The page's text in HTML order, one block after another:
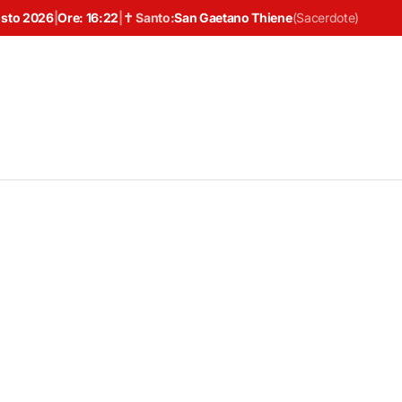
2026|Ore: 16:22 ✝ Santo:San Gaetano Thiene(Sacerdote)